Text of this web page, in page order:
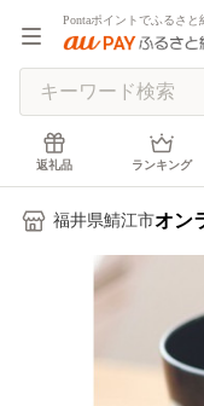
Pontaポイントでふるさと
返礼品 ランキング
福井県鯖江市オン